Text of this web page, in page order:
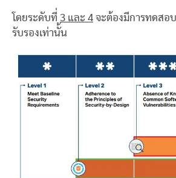
โดยระดับที่ 3 และ 4 จะต้องมีการทดสอ
รับรองเท่านั้น